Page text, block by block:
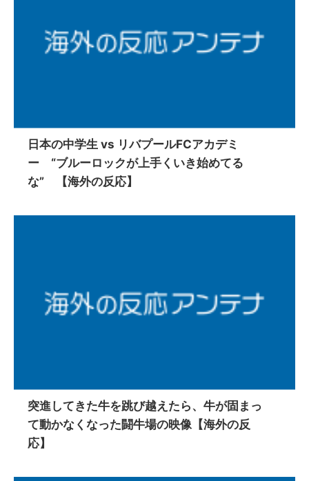
日本の中学生 vs リバプールFCアカデミ
ー “ブルーロックが上手くいき始めてる
な” 【海外の反応】
突進してきた牛を跳び越えたら、牛が固まっ
て動かなくなった闘牛場の映像【海外の反
応】